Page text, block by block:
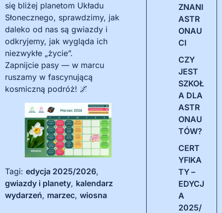
się bliżej planetom Układu
Słonecznego, sprawdzimy, jak
daleko od nas są gwiazdy i
odkryjemy, jak wygląda ich
niezwykłe „życie”.
Zapnijcie pasy — w marcu
ruszamy w fascynującą
kosmiczną podróż! 🌌
Tagi: edycja 2025/2026,
gwiazdy i planety, kalendarz
wydarzeń, marzec, wiosna
ZNANI
ASTR
ONAU
CI
CZY
JEST
SZKOŁ
A DLA
ASTR
ONAU
TÓW?
CERT
YFIKA
TY –
EDYCJ
A
2025/